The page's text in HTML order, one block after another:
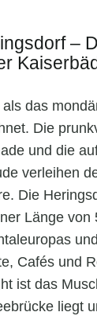
–
das
Die
und die
verleihen
Die
Länge von
Cafés und
ist das
liegt